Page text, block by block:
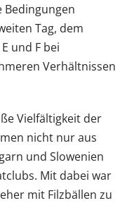
Bedingungen
Tag, dem
und F bei
Verhältnissen
Vielfältigkeit der
nicht nur aus
und Slowenien
Mit dabei war
mit Filzbällen zu